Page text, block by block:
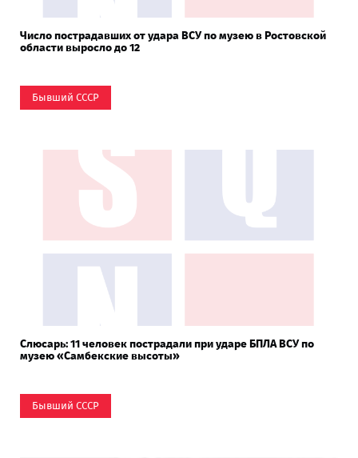
Число пострадавших от удара ВСУ по музею в Ростовской
области выросло до 12
Бывший СССР
Слюсарь: 11 человек пострадали при ударе БПЛА ВСУ по
музею «Самбекские высоты»
Бывший СССР